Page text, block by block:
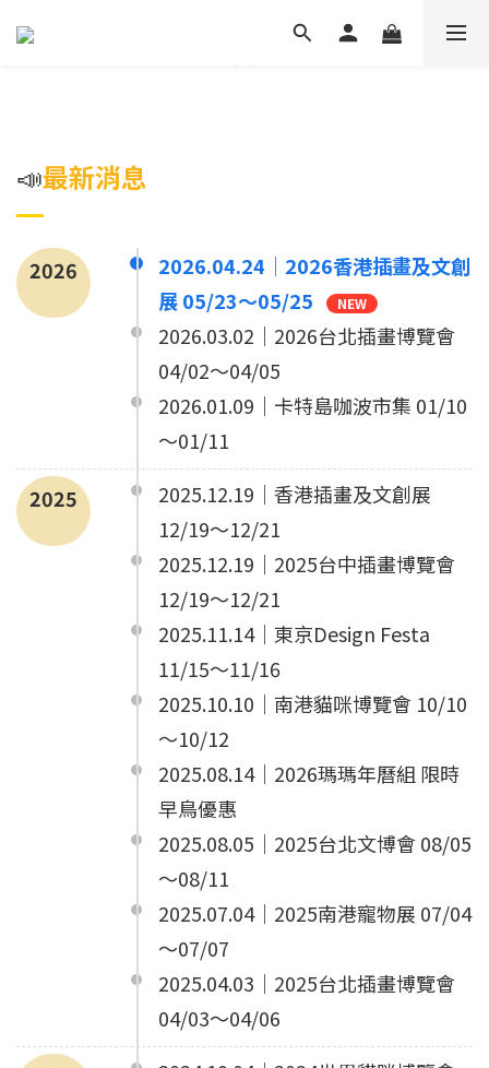
📣最新消息
2026
2026.04.24｜2026香港插畫及文創
展 05/23～05/25
NEW
2026.03.02｜2026台北插畫博覽會
04/02～04/05
2026.01.09｜卡特島咖波市集 01/10
～01/11
2025
2025.12.19｜香港插畫及文創展
12/19～12/21
2025.12.19｜2025台中插畫博覽會
12/19～12/21
2025.11.14｜東京Design Festa
11/15～11/16
2025.10.10｜南港貓咪博覽會 10/10
～10/12
2025.08.14｜2026瑪瑪年曆組 限時
早鳥優惠
2025.08.05｜2025台北文博會 08/05
～08/11
2025.07.04｜2025南港寵物展 07/04
～07/07
2025.04.03｜2025台北插畫博覽會
04/03～04/06